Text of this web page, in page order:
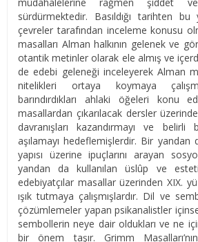
sürdürmektedir. Basıldığı tarihten
çevreler tarafından inceleme konusu
masalları Alman halkının gelenek ve
otantik metinler olarak ele almış ve
de edebi geleneği inceleyerek Alman
nitelikleri ortaya koymaya
barındırdıkları ahlaki öğeleri konu
masallardan çıkarılacak dersler
davranışları kazandırmayı ve
aşılamayı hedeflemişlerdir. Bir
yapısı üzerine ipuçlarını arayan
yandan da kullanılan üslûp ve
edebiyatçılar masallar üzerinden XIX.
ışık tutmaya çalışmışlardır. Dil ve
çözümlemeler yapan psikanalistler
sembollerin neye dair oldukları ve ne
bir önem taşır. Grimm